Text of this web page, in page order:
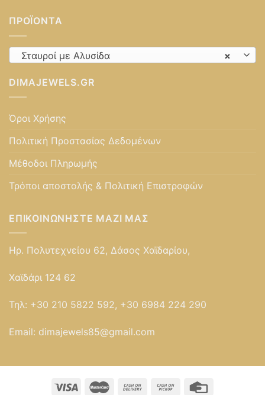
ΠΡΟΪΌΝΤΑ
×
Σταυροί με Αλυσίδα
DIMAJEWELS.GR
Όροι Χρήσης
Πολιτική Προστασίας Δεδομένων
Μέθοδοι Πληρωμής
Τρόποι αποστολής & Πολιτική Επιστροφών
ΕΠΙΚΟΙΝΩΝΉΣΤΕ ΜΑΖΊ ΜΑΣ
Ηρ. Πολυτεχνείου 62, Δάσος Χαϊδαρίου,
Χαϊδάρι 124 62
Τηλ: +30 210 5822 592, +30 6984 224 290
Email: dimajewels85@gmail.com